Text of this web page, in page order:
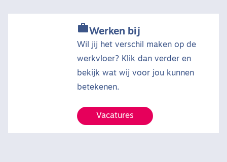
Werken bij
Wil jij het verschil maken op de
werkvloer? Klik dan verder en
bekijk wat wij voor jou kunnen
betekenen.
Vacatures